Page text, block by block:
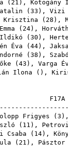
( 21 ), Kotogány
( 33 ), Vizi
Krisztina ( 28 ),
( 24),
Ildikó ( 30 ),
Éva ( 44),
( 38 ),
( 43 ), Varga
Ilona (),
Frigyes ( 3
( 11 ),
Csaba ( 14),
( 21 ), Pásztor